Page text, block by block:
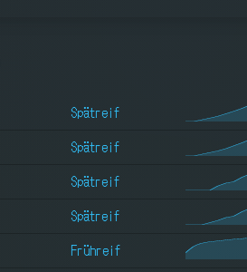
Spätreif
Spätreif
Spätreif
Spätreif
Frühreif